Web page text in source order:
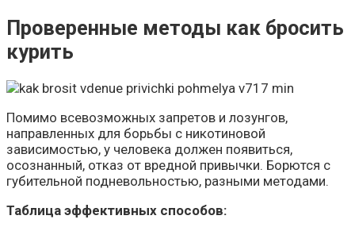
Проверенные методы как бросить
курить
Помимо всевозможных запретов и лозунгов,
направленных для борьбы с никотиновой
зависимостью, у человека должен появиться,
осознанный, отказ от вредной привычки. Борются с
губительной подневольностью, разными методами.
Таблица эффективных способов: